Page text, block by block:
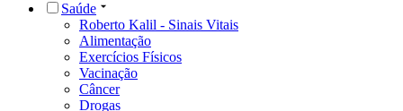
Saúde
Roberto Kalil - Sinais Vitais
Alimentação
Exercícios Físicos
Vacinação
Câncer
Drogas